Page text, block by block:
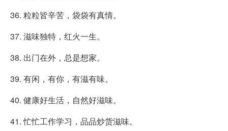
36. 粒粒皆辛苦，袋袋有真情。
37. 滋味独特，红火一生。
38. 出门在外，总是想家。
39. 有闲，有你，有滋有味。
40. 健康好生活，自然好滋味。
41. 忙忙工作学习，品品炒货滋味。